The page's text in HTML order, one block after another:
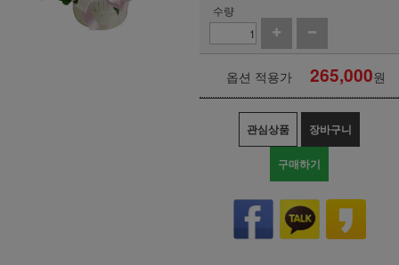
수량
옵션 적용가 265,000원
관심상품 장바구니
구매하기